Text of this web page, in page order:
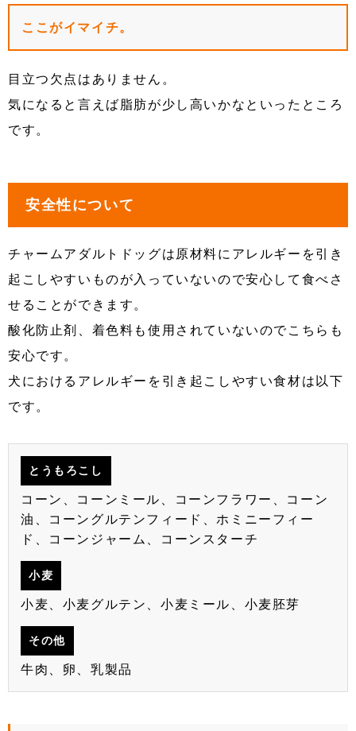
ここがイマイチ。
目立つ欠点はありません。
気になると言えば脂肪が少し高いかなといったところ
です。
安全性について
チャームアダルトドッグは原材料にアレルギーを引き
起こしやすいものが入っていないので安心して食べさ
せることができます。
酸化防止剤、着色料も使用されていないのでこちらも
安心です。
犬におけるアレルギーを引き起こしやすい食材は以下
です。
とうもろこし
コーン、コーンミール、コーンフラワー、コーン
油、コーングルテンフィード、ホミニーフィー
ド、コーンジャーム、コーンスターチ
小麦
小麦、小麦グルテン、小麦ミール、小麦胚芽
その他
牛肉、卵、乳製品